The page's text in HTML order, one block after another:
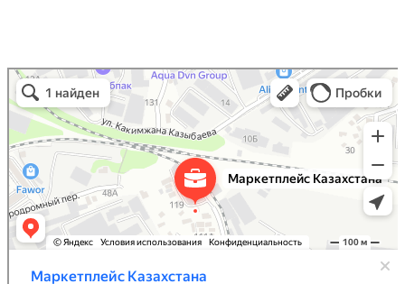
Маркетплейс Казахстана
Рекламное агентство в Алматы
Информационное агентство в Алматы